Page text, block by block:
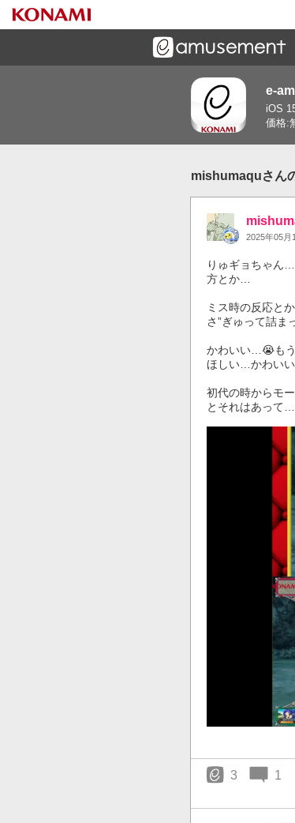
ゲームと連携したコミュニケーションアプリで
e-
iOS
価格:
mishumaquさん
2025年05月
りゅギョちゃん
方とか…
ミス時の反応と
さ”ぎゅって詰ま
かわいい…😭も
ほしい…かわいい
初代の時からモ
3 1